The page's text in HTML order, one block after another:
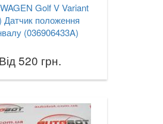
Golf V Variant
Датчик положення
(036906433A)
Від 520 грн.